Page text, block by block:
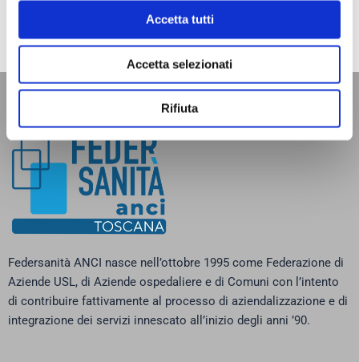
Accetta tutti
Accetta selezionati
Rifiuta
Federsanità ANCI nasce nell’ottobre 1995 come Federazione di
Aziende USL, di Aziende ospedaliere e di Comuni con l’intento
di contribuire fattivamente al processo di aziendalizzazione e di
integrazione dei servizi innescato all’inizio degli anni ’90.